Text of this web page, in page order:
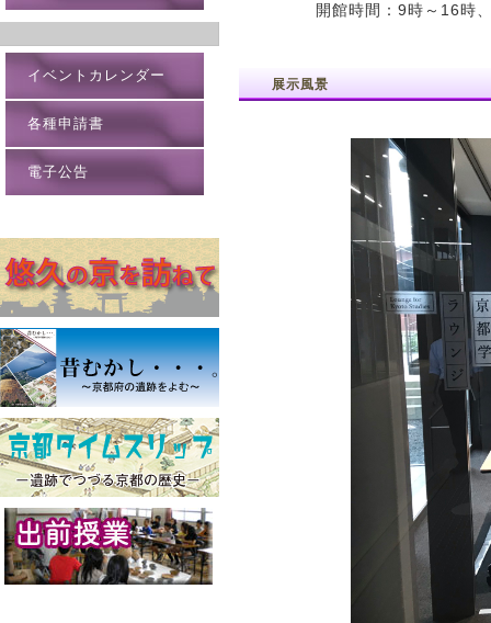
開館時間：9時～16時、
展示風景
イベントカレンダー
各種申請書
電子公告